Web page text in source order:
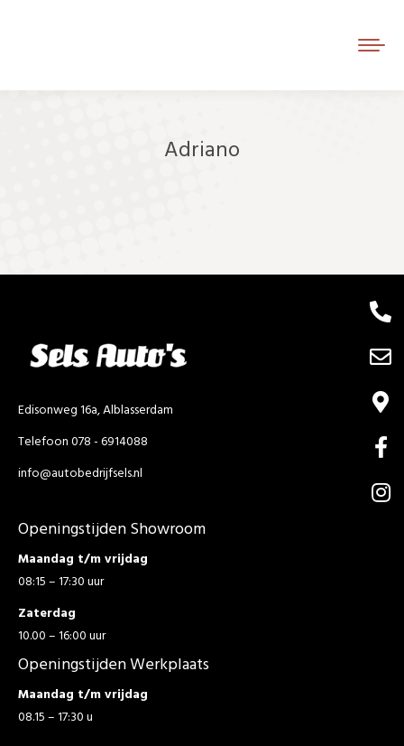
Adriano
Edisonweg 16a, Alblasserdam
Telefoon 078 - 6914088
info@autobedrijfsels.nl
Openingstijden Showroom
Maandag t/m vrijdag
08:15 – 17:30 uur
Zaterdag
10.00 – 16:00 uur
Openingstijden Werkplaats
Maandag t/m vrijdag
08.15 – 17:30 u